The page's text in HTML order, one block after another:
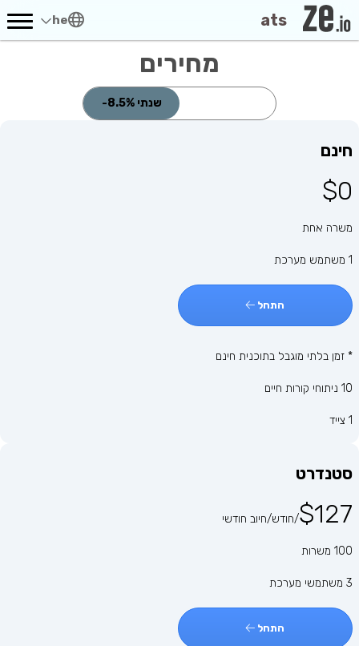
ats
he
מחירים
שנתי-8.5%
חינם
$0
משרה אחת
1 משתמש מערכת
התחל
* זמן בלתי מוגבל בתוכנית חינם
10 ניתוחי קורות חיים
1 צייד
סטנדרט
$127/חודש/חיוב חודשי
100 משרות
3 משתמשי מערכת
התחל